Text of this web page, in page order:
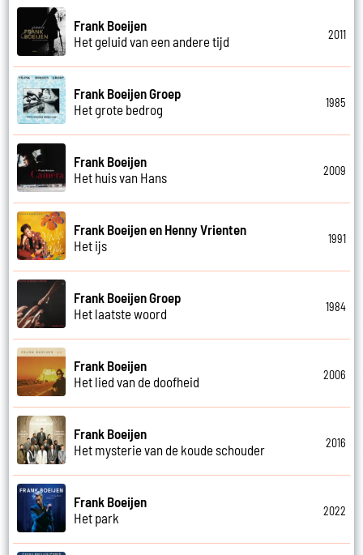
Frank Boeijen
Het geluid van een andere tijd
2011
Frank Boeijen Groep
Het grote bedrog
1985
Frank Boeijen
Het huis van Hans
2009
Frank Boeijen en Henny Vrienten
Het ijs
1991
Frank Boeijen Groep
Het laatste woord
1984
Frank Boeijen
Het lied van de doofheid
2006
Frank Boeijen
Het mysterie van de koude schouder
2016
Frank Boeijen
Het park
2022